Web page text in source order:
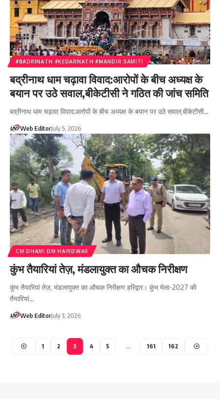
#BADRINATH #KEDARNATH #MANDIR SAMITI
बद्रीनाथ धाम चढ़ावा विवाद:आरोपों के बीच अध्यक्ष के
बयान पर उठे सवाल,बीकेटीसी ने गठित की जांच समिति
बद्रीनाथ धाम चढ़ावा विवाद:आरोपों के बीच अध्यक्ष के बयान पर उठे सवाल,बीकेटीसी…
Web EditorJuly 5, 2026
CM DHAMI DM HARIDWAR
कुंभ तैयारियां तेज़, मंडलायुक्त का औचक निरीक्षण
कुंभ तैयारियां तेज़, मंडलायुक्त का औचक निरीक्षण हरिद्वार। कुंभ मेला-2027 की
तैयारियां…
Web EditorJuly 3, 2026
1 2 3 4 5 … 161 162